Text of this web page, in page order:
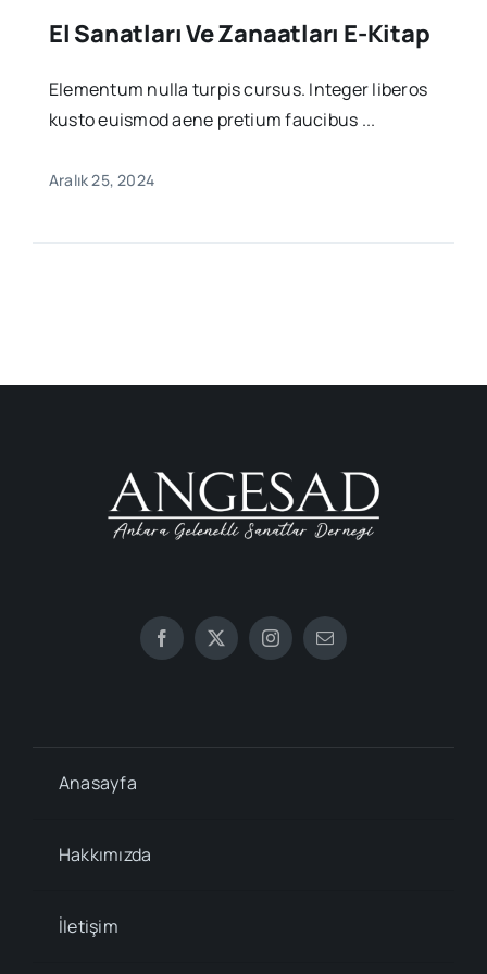
El Sanatları Ve Zanaatları E-Kitap
Elementum nulla turpis cursus. Integer liberos
kusto euismod aene pretium faucibus ...
Aralık 25, 2024
Anasayfa
Hakkımızda
İletişim